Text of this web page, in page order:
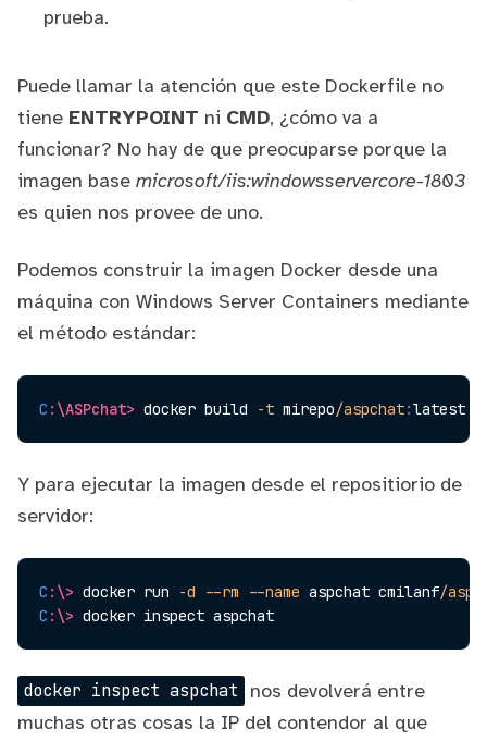
prueba.
Puede llamar la atención que este Dockerfile no
tiene ENTRYPOINT ni CMD, ¿cómo va a
funcionar? No hay de que preocuparse porque la
imagen base microsoft/iis:windowsservercore-1803
es quien nos provee de uno.
Podemos construir la imagen Docker desde una
máquina con Windows Server Containers mediante
el método estándar:
C :\ASPchat> docker build -t mirepo/aspchat:latest .
Y para ejecutar la imagen desde el repositiorio de
servidor:
C :\> docker run -d --rm --name aspchat cmilanf/
C :\> docker inspect aspchat
docker inspect aspchat
nos devolverá entre
muchas otras cosas la IP del contendor al que